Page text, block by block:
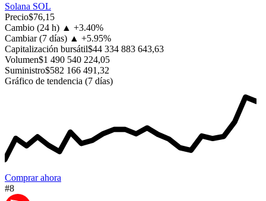
Solana SOL
Precio$76,15
Cambio (24 h) ▲ +3.40%
Cambiar (7 días) ▲ +5.95%
Capitalización bursátil$44 334 883 643,63
Volumen$1 490 540 224,05
Suministro$582 166 491,32
Gráfico de tendencia (7 días)
Comprar ahora
#8